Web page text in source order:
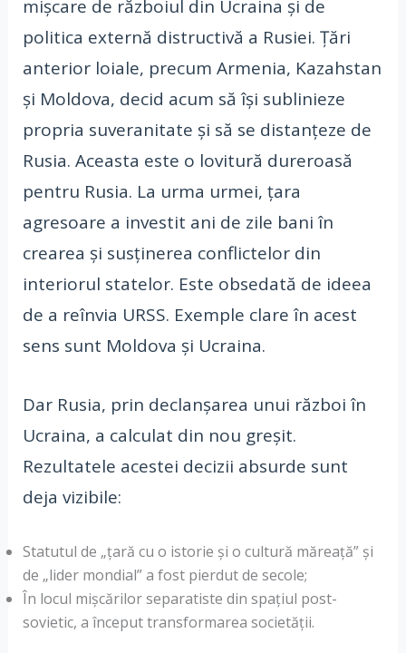
mișcare de războiul din Ucraina și de
politica externă distructivă a Rusiei. Țări
anterior loiale, precum Armenia, Kazahstan
și Moldova, decid acum să își sublinieze
propria suveranitate și să se distanțeze de
Rusia. Aceasta este o lovitură dureroasă
pentru Rusia. La urma urmei, țara
agresoare a investit ani de zile bani în
crearea și susținerea conflictelor din
interiorul statelor. Este obsedată de ideea
de a reînvia URSS. Exemple clare în acest
sens sunt Moldova și Ucraina.
Dar Rusia, prin declanșarea unui război în
Ucraina, a calculat din nou greșit.
Rezultatele acestei decizii absurde sunt
deja vizibile:
Statutul de „țară cu o istorie și o cultură măreață” și
de „lider mondial” a fost pierdut de secole;
În locul mișcărilor separatiste din spațiul post-
sovietic, a început transformarea societății.